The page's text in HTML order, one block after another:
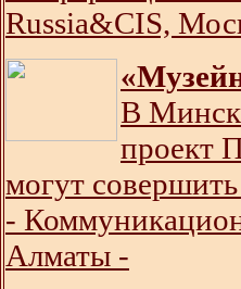
Russia&CIS,
В
проект
могут
-
Алматы -